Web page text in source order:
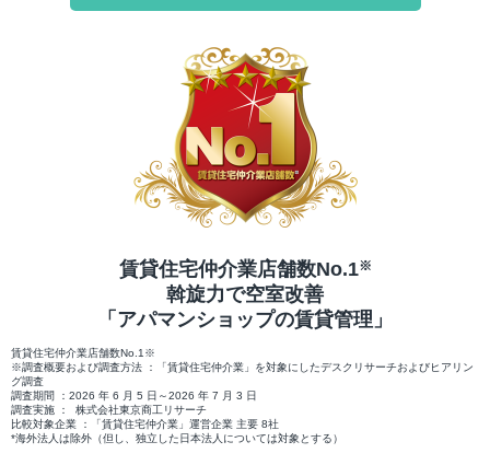
賃貸住宅仲介業店舗数No.1※
斡旋力で空室改善
「アパマンショップの賃貸管理」
賃貸住宅仲介業店舗数No.1※
※調査概要および調査方法 ：「賃貸住宅仲介業」を対象にしたデスクリサーチおよびヒアリン
グ調査
調査期間 ：2026 年 6 月 5 日～2026 年 7 月 3 日
調査実施 ： 株式会社東京商工リサーチ
比較対象企業 ：「賃貸住宅仲介業」運営企業 主要 8社
*海外法人は除外（但し、独立した日本法人については対象とする）